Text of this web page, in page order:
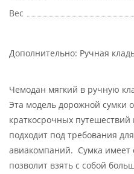
Вес
Дополнительно: Ручная
Чемодан мягкий в ручную
Эта модель дорожной сумки
краткосрочных
подходит под требования
авиакомпаний. Сумка имеет
позволит взять с собой